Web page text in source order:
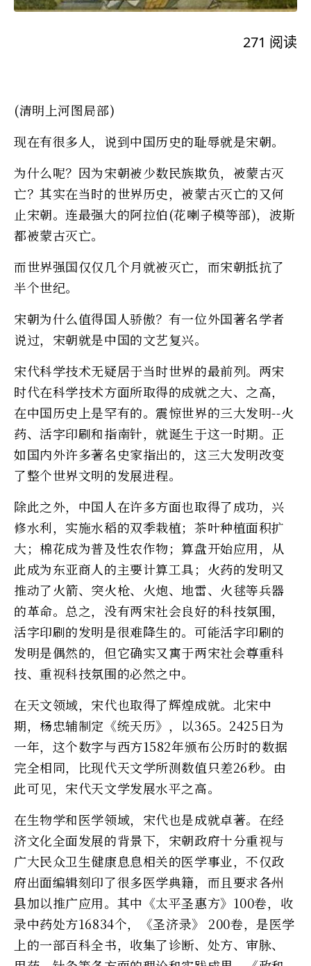
271 阅读
(清明上河图局部)
现在有很多人，说到中国历史的耻辱就是宋朝。
为什么呢？因为宋朝被少数民族欺负，被蒙古灭
亡？其实在当时的世界历史，被蒙古灭亡的又何
止宋朝。连最强大的阿拉伯(花喇子模等部)，波斯
都被蒙古灭亡。
而世界强国仅仅几个月就被灭亡，而宋朝抵抗了
半个世纪。
宋朝为什么值得国人骄傲？有一位外国著名学者
说过，宋朝就是中国的文艺复兴。
宋代科学技术无疑居于当时世界的最前列。两宋
时代在科学技术方面所取得的成就之大、之高，
在中国历史上是罕有的。震惊世界的三大发明--火
药、活字印刷和指南针，就诞生于这一时期。正
如国内外许多著名史家指出的，这三大发明改变
了整个世界文明的发展进程。
除此之外，中国人在许多方面也取得了成功，兴
修水利，实施水稻的双季栽植；茶叶种植面积扩
大；棉花成为普及性农作物；算盘开始应用，从
此成为东亚商人的主要计算工具；火药的发明又
推动了火箭、突火枪、火炮、地雷、火毬等兵器
的革命。总之，没有两宋社会良好的科技氛围，
活字印刷的发明是很难降生的。可能活字印刷的
发明是偶然的，但它确实又寓于两宋社会尊重科
技、重视科技氛围的必然之中。
在天文领域，宋代也取得了辉煌成就。北宋中
期，杨忠辅制定《统天历》，以365。2425日为
一年，这个数字与西方1582年颁布公历时的数据
完全相同，比现代天文学所测数值只差26秒。由
此可见，宋代天文学发展水平之高。
在生物学和医学领域，宋代也是成就卓著。在经
济文化全面发展的背景下，宋朝政府十分重视与
广大民众卫生健康息息相关的医学事业，不仅政
府出面编辑刻印了很多医学典籍，而且要求各州
县加以推广应用。其中《太平圣惠方》100卷，收
录中药处方16834个，《圣济录》 200卷，是医学
上的一部百科全书，收集了诊断、处方、审脉、